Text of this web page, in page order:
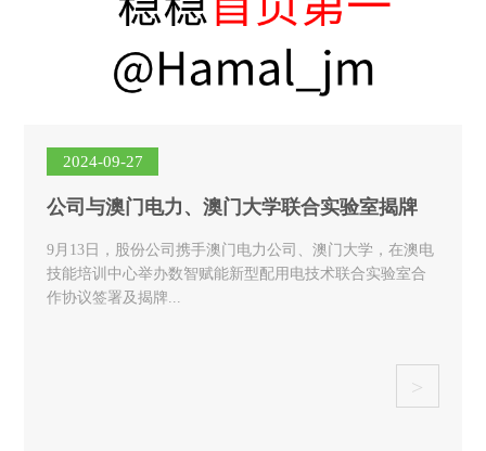
2024-09-27
公司与澳门电力、澳门大学联合实验室揭牌
9月13日，股份公司携手澳门电力公司、澳门大学，在澳电
技能培训中心举办数智赋能新型配用电技术联合实验室合
作协议签署及揭牌...
>